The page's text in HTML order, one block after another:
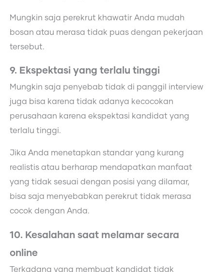
Mungkin saja perekrut khawatir Anda mudah
bosan atau merasa tidak puas dengan pekerjaan
tersebut.
9. Ekspektasi yang terlalu tinggi
Mungkin saja penyebab tidak di panggil interview
juga bisa karena tidak adanya kecocokan
perusahaan karena ekspektasi kandidat yang
terlalu tinggi.
Jika Anda menetapkan standar yang kurang
realistis atau berharap mendapatkan manfaat
yang tidak sesuai dengan posisi yang dilamar,
bisa saja menyebabkan perekrut tidak merasa
cocok dengan Anda.
10. Kesalahan saat melamar secara
online
Terkadang yang membuat kandidat tidak